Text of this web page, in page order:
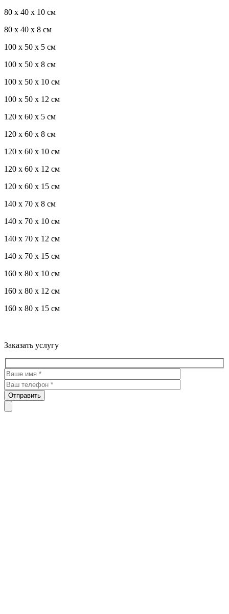
80 x 40 x 10 см
80 x 40 x 8 см
100 x 50 x 5 см
100 х 50 х 8 см
100 x 50 x 10 см
100 x 50 x 12 см
120 x 60 x 5 см
120 x 60 x 8 см
120 x 60 x 10 см
120 x 60 x 12 см
120 x 60 x 15 см
140 x 70 x 8 см
140 x 70 x 10 см
140 x 70 x 12 см
140 x 70 x 15 см
160 x 80 x 10 см
160 x 80 x 12 см
160 x 80 x 15 см
Заказать услугу